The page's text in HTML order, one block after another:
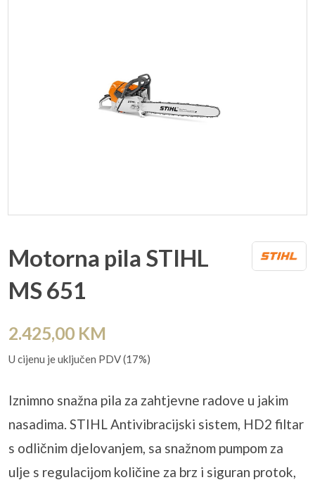
Motorna pila STIHL
MS 651
2.425,00 KM
U cijenu je uključen PDV (17%)
Iznimno snažna pila za zahtjevne radove u jakim
nasadima. STIHL Antivibracijski sistem, HD2 filtar
s odličnim djelovanjem, sa snažnom pumpom za
ulje s regulacijom količine za brz i siguran protok,